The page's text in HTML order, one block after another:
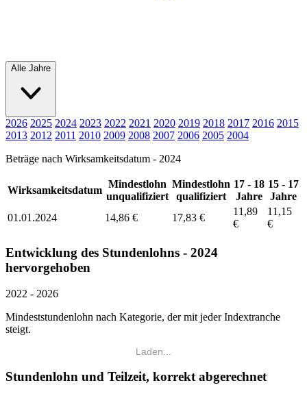
Alle Jahre
2026 2025 2024 2023 2022 2021 2020 2019 2018 2017 2016 2015
2013 2012 2011 2010 2009 2008 2007 2006 2005 2004
Beträge nach Wirksamkeitsdatum - 2024
Wirksamkeitsdatum
Mindestlohn
unqualifiziert
Mindestlohn
qualifiziert
17 - 18
Jahre
15 - 17
Jahre
01.01.2024
14,86 € 17,83 €
11,89
€
11,15
€
Entwicklung des Stundenlohns - 2024
hervorgehoben
2022 - 2026
Mindeststundenlohn nach Kategorie, der mit jeder Indextranche
steigt.
Laden...
Stundenlohn und Teilzeit, korrekt abgerechnet